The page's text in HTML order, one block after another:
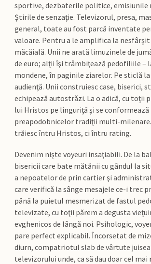
sportive, dezbaterile politice, emisiunile
Ştirile de senzaţie. Televizorul, presa,
general, toate au fost parcă inventate
valoare. Pentru a le amplifica la
măcăială. Unii ne arată limuzinele de
de euro; alţii îşi trâmbiţează pedofiliile –
mondene, în paginile ziarelor. Pe sticlă
audienţă. Unii construiesc case, biserici,
echipează autostrăzi. La o adică, cu toţii
lui Hristos pe linguriţă şi se conformează
preapodobnicelor tradiţii multi-
trăiesc întru Hristos, ci întru rating.
Devenim nişte voyeuri insaţiabili. De la
bisericii care bate mătănii cu gândul la
a nepoatelor de prin cartier şi
care verifică la sânge mesajele ce-i trec
până la puietul mesmerizat de fastul
televizate, cu toţii părem a degusta
evghenicos de lângă noi. Psihologic,
pare perfect explicabil. Încorsetat de
diurn, compatriotul slab de vârtute
televizorului unde, ca să dau doar cel mai